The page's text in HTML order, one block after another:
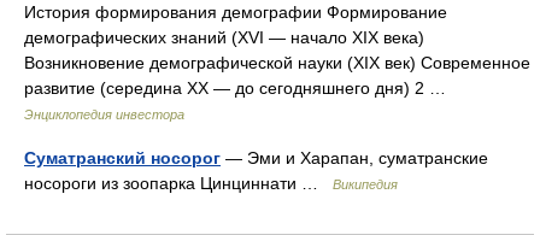
История формирования демографии Формирование
демографических знаний (XVI — начало XIX века)
Возникновение демографической науки (XIX век) Современное
развитие (середина XX — до сегодняшнего дня) 2 …
Энциклопедия инвестора
Суматранский носорог — Эми и Харапан, суматранские
носороги из зоопарка Цинциннати …
Википедия